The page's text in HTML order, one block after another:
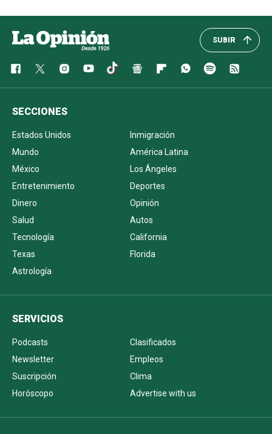
SUBIR
SECCIONES
Estados Unidos
Inmigración
Mundo
América Latina
México
Los Ángeles
Entretenimiento
Deportes
Dinero
Opinión
Salud
Autos
Tecnología
California
Texas
Florida
Astrología
SERVICIOS
Podcasts
Clasificados
Newsletter
Empleos
Suscripción
Clima
Horóscopo
Advertise with us